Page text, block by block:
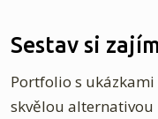
Sestav si
Portfolio s
skvělou